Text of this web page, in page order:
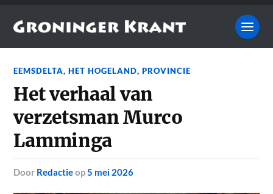
EEMSDELTA,HET HOGELAND,PROVINCIE
Het verhaal van
verzetsman Murco
Lamminga
door Redactieop5 mei 2026